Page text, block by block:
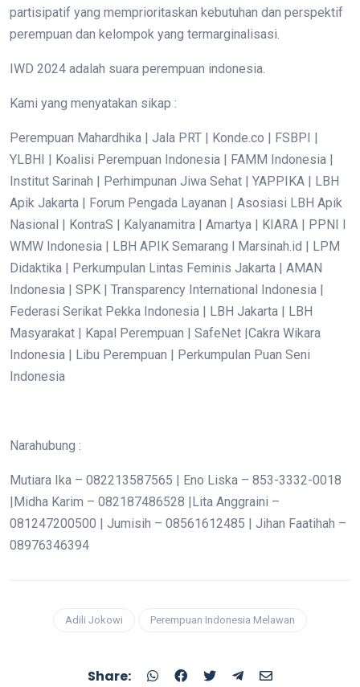
partisipatif yang memprioritaskan kebutuhan dan perspektif
perempuan dan kelompok yang termarginalisasi.
IWD 2024 adalah suara perempuan indonesia.
Kami yang menyatakan sikap :
Perempuan Mahardhika | Jala PRT | Konde.co | FSBPI |
YLBHI | Koalisi Perempuan Indonesia | FAMM Indonesia |
Institut Sarinah | Perhimpunan Jiwa Sehat | YAPPIKA | LBH
Apik Jakarta | Forum Pengada Layanan | Asosiasi LBH Apik
Nasional | KontraS | Kalyanamitra | Amartya | KIARA | PPNI I
WMW Indonesia | LBH APIK Semarang l Marsinah.id | LPM
Didaktika | Perkumpulan Lintas Feminis Jakarta | AMAN
Indonesia | SPK | Transparency International Indonesia |
Federasi Serikat Pekka Indonesia | LBH Jakarta | LBH
Masyarakat | Kapal Perempuan | SafeNet |Cakra Wikara
Indonesia | Libu Perempuan | Perkumpulan Puan Seni
Indonesia
Narahubung :
Mutiara Ika – 082213587565 | Eno Liska – 853-3332-0018
|Midha Karim – 082187486528 |Lita Anggraini –
081247200500 | Jumisih – 08561612485 | Jihan Faatihah –
08976346394
Adili Jokowi Perempuan Indonesia Melawan
Share: